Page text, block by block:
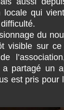
locale qui
du
visible sur
a partagé un
est pris pour